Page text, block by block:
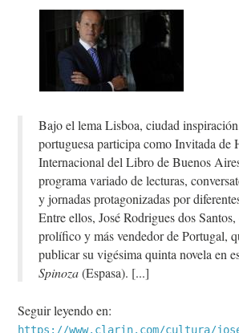
Bajo el lema Lisboa, ciudad
portuguesa participa como Invitada de
Internacional del Libro de Buenos
programa variado de lecturas,
y jornadas protagonizadas por
Entre ellos, José Rodrigues dos
prolífico y más vendedor de Portugal,
publicar su vigésima quinta novela en
Spinoza(Espasa).
Seguir leyendo en:
https://www.clarin.com/cultura/